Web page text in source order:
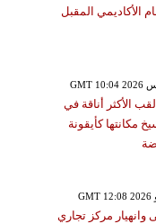
الأكاديمي المقبل
الأكثر أناقة في
مكانتها كأيقونة
وانهيار مركز تجاري